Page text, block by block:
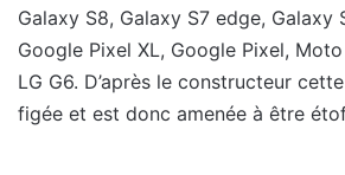
Galaxy S8, Galaxy S7 edge, Galaxy
Google Pixel XL, Google Pixel,
LG G6. D’après le constructeur
figée et est donc amenée à être